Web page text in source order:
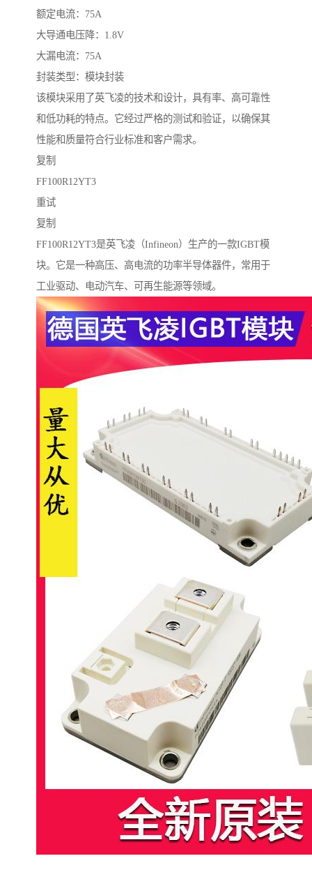
额定电流：75A
大导通电压降：1.8V
大漏电流：75A
封装类型：模块封装
该模块采用了英飞凌的技术和设计，具有率、高可靠性
和低功耗的特点。它经过严格的测试和验证，以确保其
性能和质量符合行业标准和客户需求。
复制
FF100R12YT3
重试
复制
FF100R12YT3是英飞凌（Infineon）生产的一款IGBT模
块。它是一种高压、高电流的功率半导体器件，常用于
工业驱动、电动汽车、可再生能源等领域。